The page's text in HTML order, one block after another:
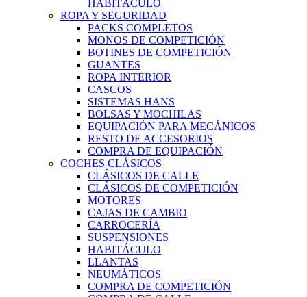
HABITÁCULO
ROPA Y SEGURIDAD
PACKS COMPLETOS
MONOS DE COMPETICIÓN
BOTINES DE COMPETICIÓN
GUANTES
ROPA INTERIOR
CASCOS
SISTEMAS HANS
BOLSAS Y MOCHILAS
EQUIPACIÓN PARA MECÁNICOS
RESTO DE ACCESORIOS
COMPRA DE EQUIPACIÓN
COCHES CLÁSICOS
CLÁSICOS DE CALLE
CLÁSICOS DE COMPETICIÓN
MOTORES
CAJAS DE CAMBIO
CARROCERÍA
SUSPENSIONES
HABITÁCULO
LLANTAS
NEUMÁTICOS
COMPRA DE COMPETICIÓN